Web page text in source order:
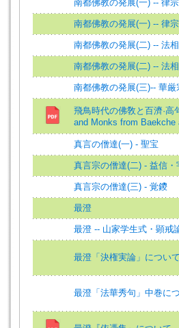
南都佛教の発展(一) -- 律
南都佛教の発展(一) -- 律
南都佛教の発展(二) -- 法
南都佛教の発展(二) -- 法
南都佛教の発展(三)-- 華厳
飛鳥時代の佛敎と百濟·
and Monks from Baekche
真言の僧達(一) - 聖宝
真言宗の僧達(二) - 益信・
真言宗の僧達(三) - 覚鑁
最澄
最澄 -- 山家学生式・顕戒
最澄「決権実論」につい
最澄「法華秀句」中巻に